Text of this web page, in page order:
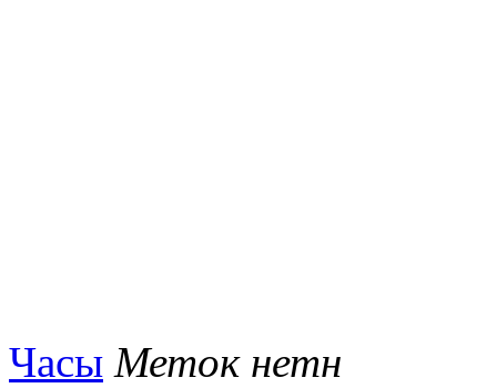
Часы Меток нетн